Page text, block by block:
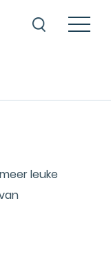
leuke